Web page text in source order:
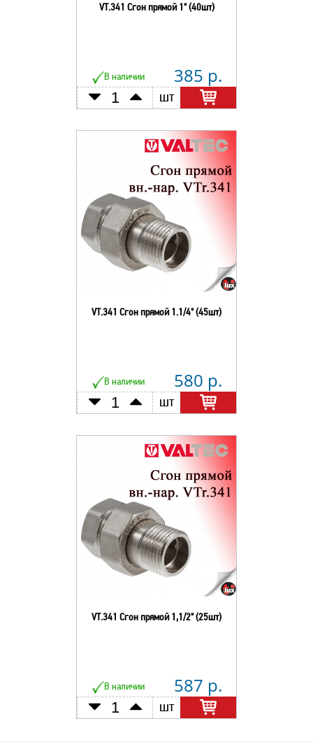
VT.341 Сгон прямой 1" (40шт)
В наличии 385 р.
шт
VT.341 Сгон прямой 1.1/4" (45шт)
В наличии 580 р.
шт
VT.341 Сгон прямой 1,1/2" (25шт)
В наличии 587 р.
шт